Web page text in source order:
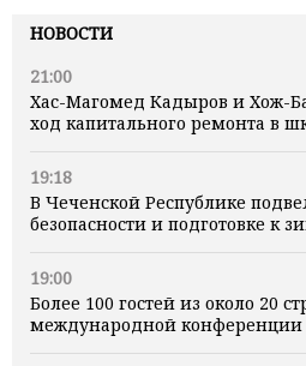
НОВОСТИ
21:00
Хас-Магомед Кадыров и Хож-
ход капитального ремонта в
19:18
В Чеченской Республике
безопасности и подготовке к
19:00
Более 100 гостей из около 20
международной конференции